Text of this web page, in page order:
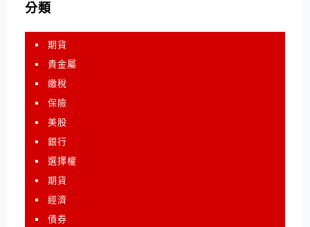
分類
期貨
貴金屬
繳稅
保險
美股
銀行
選擇權
期貨
經濟
債券